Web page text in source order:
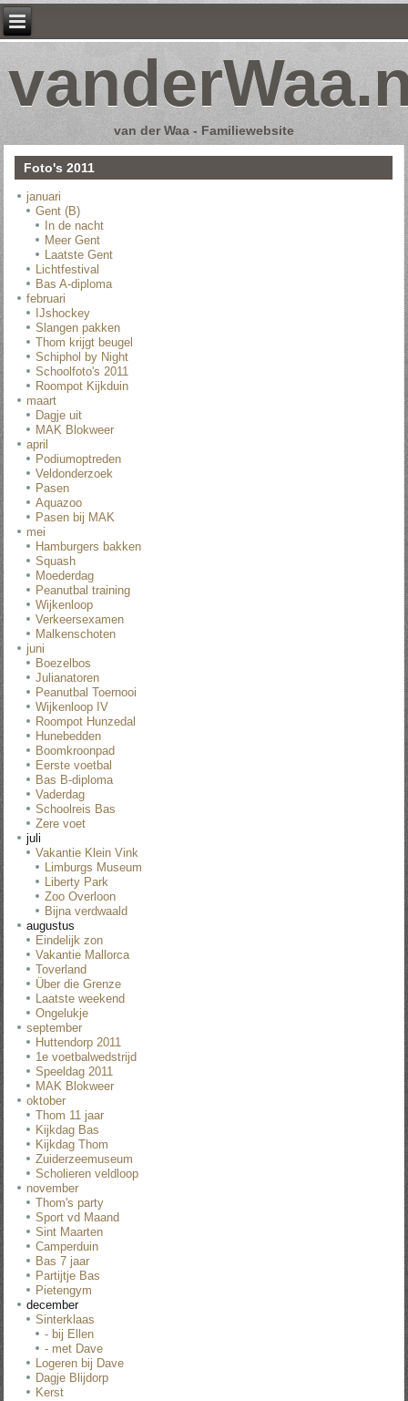
van der Waa - Familiewebsite
Foto's 2011
januari
Gent (B)
In de nacht
Meer Gent
Laatste Gent
Lichtfestival
Bas A-diploma
februari
IJshockey
Slangen pakken
Thom krijgt beugel
Schiphol by Night
Schoolfoto's 2011
Roompot Kijkduin
maart
Dagje uit
MAK Blokweer
april
Podiumoptreden
Veldonderzoek
Pasen
Aquazoo
Pasen bij MAK
mei
Hamburgers bakken
Squash
Moederdag
Peanutbal training
Wijkenloop
Verkeersexamen
Malkenschoten
juni
Boezelbos
Julianatoren
Peanutbal Toernooi
Wijkenloop IV
Roompot Hunzedal
Hunebedden
Boomkroonpad
Eerste voetbal
Bas B-diploma
Vaderdag
Schoolreis Bas
Zere voet
juli
Vakantie Klein Vink
Limburgs Museum
Liberty Park
Zoo Overloon
Bijna verdwaald
augustus
Eindelijk zon
Vakantie Mallorca
Toverland
Über die Grenze
Laatste weekend
Ongelukje
september
Huttendorp 2011
1e voetbalwedstrijd
Speeldag 2011
MAK Blokweer
oktober
Thom 11 jaar
Kijkdag Bas
Kijkdag Thom
Zuiderzeemuseum
Scholieren veldloop
november
Thom's party
Sport vd Maand
Sint Maarten
Camperduin
Bas 7 jaar
Partijtje Bas
Pietengym
december
Sinterklaas
- bij Ellen
- met Dave
Logeren bij Dave
Dagje Blijdorp
Kerst